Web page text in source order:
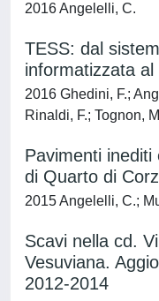
2016 Angelelli, C.
TESS: dal
informatizzata
2016 Ghedini, F.;
Rinaldi, F.; Tognon,
Pavimenti
di Quarto di
2015 Angelelli, C.;
Scavi nella cd.
Vesuviana.
2012-2014